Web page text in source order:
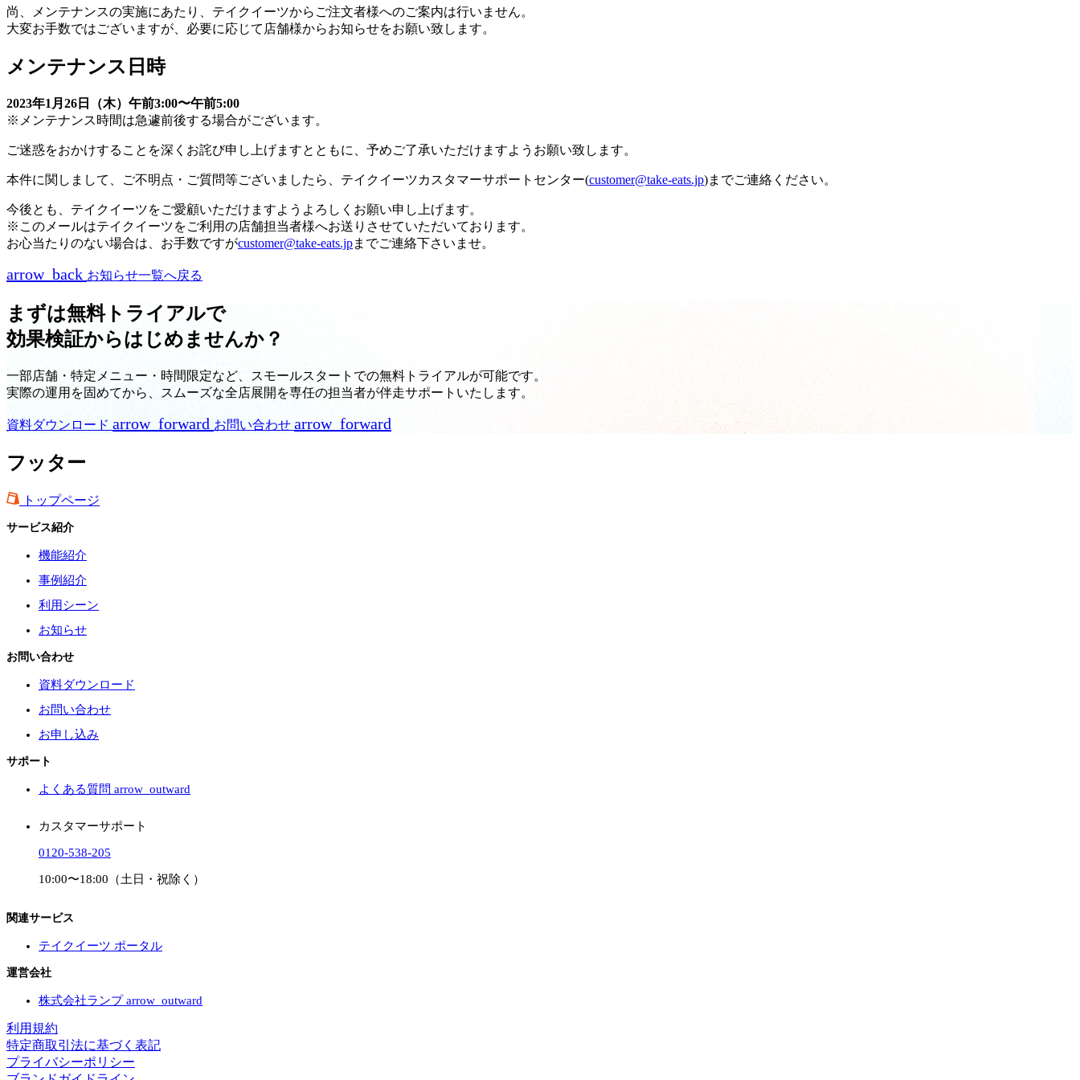
尚、メンテナンスの実施にあたり、テイクイーツからご注文者様へのご案内は行いません。
大変お手数ではございますが、必要に応じて店舗様からお知らせをお願い致します。
メンテナンス日時
2023年1月26日（木）午前3:00〜午前5:00
※メンテナンス時間は急遽前後する場合がございます。
ご迷惑をおかけすることを深くお詫び申し上げますとともに、予めご了承いただけますようお願い致します。
本件に関しまして、ご不明点・ご質問等ございましたら、テイクイーツカスタマーサポートセンター(customer@take-eats.jp)までご連絡ください。
今後とも、テイクイーツをご愛顧いただけますようよろしくお願い申し上げます。
※このメールはテイクイーツをご利用の店舗担当者様へお送りさせていただいております。
お心当たりのない場合は、お手数ですがcustomer@take-eats.jpまでご連絡下さいませ。
arrow_back お知らせ一覧へ戻る
まずは無料トライアルで
効果検証からはじめませんか？
一部店舗・特定メニュー・時間限定など、スモールスタートでの無料トライアルが可能です。
実際の運用を固めてから、スムーズな全店展開を専任の担当者が伴走サポートいたします。
資料ダウンロード arrow_forward お問い合わせ arrow_forward
フッター
トップページ
サービス紹介
機能紹介
事例紹介
利用シーン
お知らせ
お問い合わせ
資料ダウンロード
お問い合わせ
お申し込み
サポート
よくある質問 arrow_outward
カスタマーサポート
0120-538-205
10:00〜18:00（土日・祝除く）
関連サービス
テイクイーツ ポータル
運営会社
株式会社ランプarrow_outward
利用規約
特定商取引法に基づく表記
プライバシーポリシー